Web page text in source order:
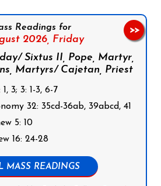
Readings for
2026, Friday
Sixtus II, Pope, Martyr,
Martyrs/ Cajetan, Priest
3; 3: 1-3, 6-7
32: 35cd-36ab, 39abcd, 41
5: 10
16: 24-28
MASS READINGS
>>